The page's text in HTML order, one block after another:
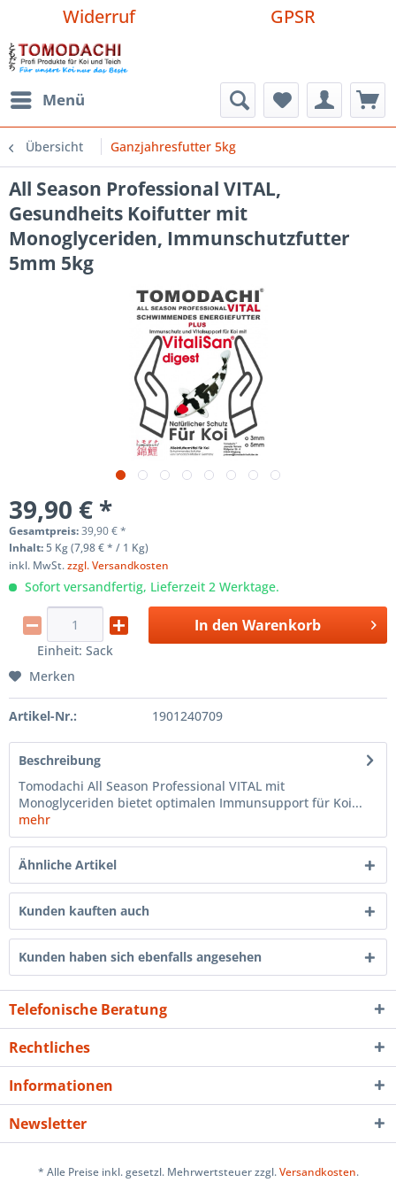
Widerruf GPSR
Menü
Übersicht Ganzjahresfutter 5kg
All Season Professional VITAL,
Gesundheits Koifutter mit
Monoglyceriden, Immunschutzfutter
5mm 5kg
39,90 € *
Gesamtpreis:39,90€*
Inhalt:5 Kg (7,98 € * / 1 Kg)
inkl. MwSt.zzgl. Versandkosten
Sofort versandfertig, Lieferzeit 2 Werktage.
Einheit: Sack
In den Warenkorb
Merken
Artikel-Nr.: 1901240709
Beschreibung
Tomodachi All Season Professional VITAL mit
Monoglyceriden bietet optimalen Immunsupport für Koi...
mehr
Ähnliche Artikel
Kunden kauften auch
Kunden haben sich ebenfalls angesehen
Telefonische Beratung
Rechtliches
Informationen
Newsletter
* Alle Preise inkl. gesetzl. Mehrwertsteuer zzgl.Versandkosten.